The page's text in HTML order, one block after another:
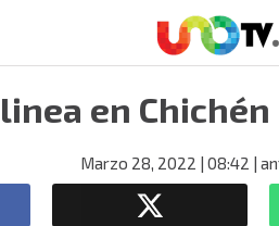
en
Marzo 28, 2022 | 08:42 |